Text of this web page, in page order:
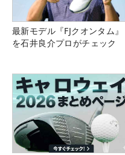
最新モデル『FJクオンタム』
を石井良介プロがチェック